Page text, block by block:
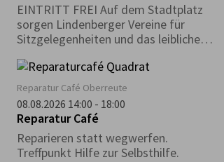
EINTRITT FREI Auf dem Stadtplatz
sorgen Lindenberger Vereine für
Sitzgelegenheiten und das leibliche
trockenem Wetter statt.*
Reparatur Café Oberreute
08.08.2026 14:00 - 18:00
Reparatur Café
Reparieren statt wegwerfen.
Treffpunkt Hilfe zur Selbsthilfe.